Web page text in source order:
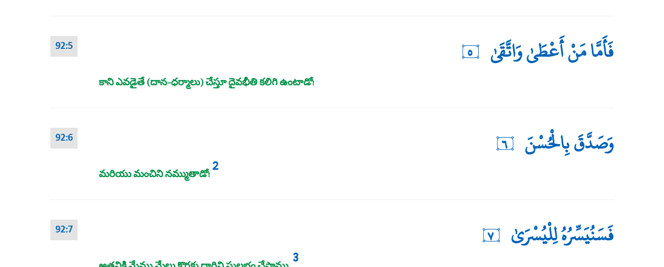
92:5 فَأَمَّا مَنْ أَعْطَىٰ وَاتَّقَىٰ ٥
కాని ఎవడైతే (దాన-ధర్మాలు) చేస్తూ దైవభీతి కలిగి ఉంటాడో!
92:6 وَصَدَّقَ بِالْحُسْنَ ٦
మరియు మంచిని నమ్ముతాడో!2
92:7 فَسَنُيَسِّرُهُ لِلْيُسْرَىٰ ٧
3